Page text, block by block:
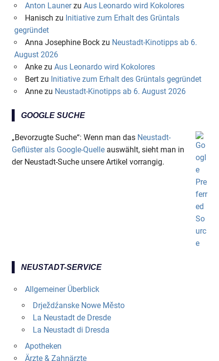
Anton Launerzu Aus Leonardo wird Kokolores
Hanisch zu Initiative zum Erhalt des Grüntals
gegründet
Anna Josephine Bockzu Neustadt-Kinotipps ab 6.
August 2026
Ankezu Aus Leonardo wird Kokolores
Bertzu Initiative zum Erhalt des Grüntals gegründet
Annezu Neustadt-Kinotipps ab 6. August 2026
GOOGLE SUCHE
„Bevorzugte Suche“: Wenn man das Neustadt-
Geflüster als Google-Quelle auswählt, sieht man in
der Neustadt-Suche unsere Artikel vorrangig.
NEUSTADT-SERVICE
Allgemeiner Überblick
Drježdźanske Nowe Město
La Neustadt de Dresde
La Neustadt di Dresda
Apotheken
Ärzte & Zahnärzte